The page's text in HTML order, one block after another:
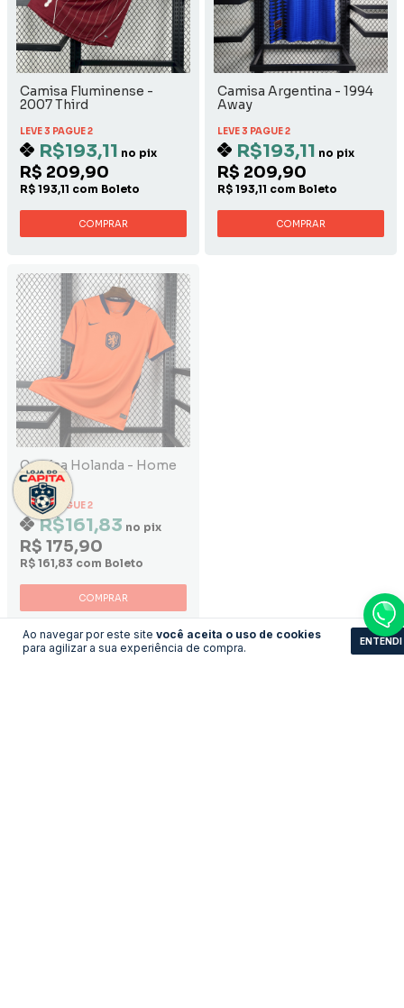
Ao navegar por este site você aceita o uso de cookies
para agilizar a sua experiência de compra.
ENTENDI
Camisa Fluminense -
2007 Third
LEVE 3 PAGUE 2
R$193,11 no pix
R$ 209,90
R$ 193,11 com Boleto
COMPRAR
Camisa Argentina - 1994
Away
LEVE 3 PAGUE 2
R$193,11 no pix
R$ 209,90
R$ 193,11 com Boleto
COMPRAR
Camisa Holanda - Home
LEVE 3 PAGUE 2
R$161,83 no pix
R$ 175,90
R$ 161,83 com Boleto
COMPRAR